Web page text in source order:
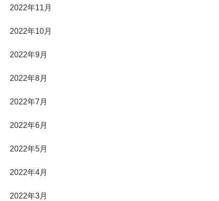
2022年11月
2022年10月
2022年9月
2022年8月
2022年7月
2022年6月
2022年5月
2022年4月
2022年3月